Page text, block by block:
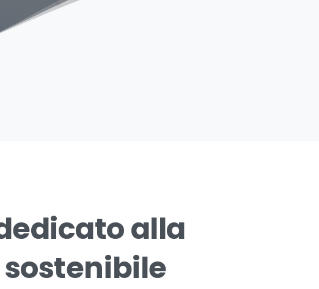
alla
sostenibile